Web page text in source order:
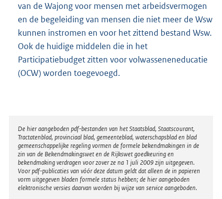
van de Wajong voor mensen met arbeidsvermogen
en de begeleiding van mensen die niet meer de Wsw
kunnen instromen en voor het zittend bestand Wsw.
Ook de huidige middelen die in het
Participatiebudget zitten voor volwasseneneducatie
(OCW) worden toegevoegd.
Disclaimer
De hier aangeboden pdf-bestanden van het Staatsblad, Staatscourant,
Tractatenblad, provinciaal blad, gemeenteblad, waterschapsblad en blad
gemeenschappelijke regeling vormen de formele bekendmakingen in de
zin van de Bekendmakingswet en de Rijkswet goedkeuring en
bekendmaking verdragen voor zover ze na 1 juli 2009 zijn uitgegeven.
Voor pdf-publicaties van vóór deze datum geldt dat alleen de in papieren
vorm uitgegeven bladen formele status hebben; de hier aangeboden
elektronische versies daarvan worden bij wijze van service aangeboden.